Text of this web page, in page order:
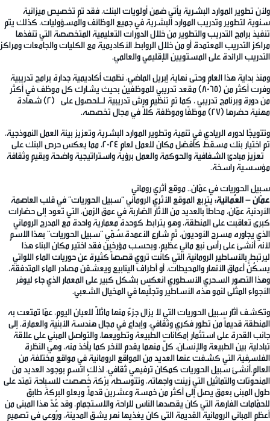
ولأن تطوير الموارد البشرية يأتي ضمن أولويات البنك، فقد تم تخصيص ميزانية
سنوية لتطوير وتدريب الموارد البشرية في جميع الوظائف والمسؤوليات، كذلك يتم
تنفيذ برامج التدريب والتطوير من خلال الدورات التعليمية المتخصصة التي تنفذها
مراكز التدريب المعتمدة أو من خلال الروابط الأكاديمية مع الكليات والجامعات ومراكز
التدريب الرائدة على المستويين الإقليمي والعالمي.
ومنذ بداية هذا العام وحتى نهاية إبريل الماضي، نظمت أكاديمية جدارة برامج تدريبية
وفرت أكثر من (8065) مقعد تدريبي للموظفين بحيث يشارك كل موظف في أكثر
من دورة وبرنامج تدريبي ، كما تم تنظيم ورش تدريبية لـلحصول على (2) شهادة
مهنية حضرها (27) موظفًا وموظفة كُلاً في مجال تخصصه.
وتتويجًا لدوره الريادي في تنمية وتطوير الموارد البشرية وتعزيز بيئة العمل النموذجية،
تم اختيار بنك مسقط كأفضل مكان للعمل لعام 2024، مما يعكس حرص البنك على
تعزيز مبادئ الشفافية والحوكمة والعمل برؤية واستراتيجية واضحة وبقيم وثقافة
مؤسسية راسخة.
سبيل الحوريات في عمّان.. موقع أثري روماني
عمّان – العُمانية: يتربع الموقع الأثري الروماني “سبيل الحوريات” في قلب العاصمة
الأردنية عمّان، محاطاً بالعديد من الآثار الضاربة في عمق الزمن، التي تعود إلى حضارات
كبرى تعاقبت على المنطقة، وهو يترابط كوحدة معمارية واحدة مع المدرج الروماني
الذي يجاوره مسرح الأوديون، ثم شارع الأعمدة.سُمّي “سبيل الحوريات” بهذا الاسم
لأنه أنشئ على رأس نبع مائي عظيم، وبحسب مؤرخين فقد اختير مكان البناء هذا
ليرتبط بالأساطير الرومانية التي كانت تروي قصصاً كثيرة عن حوريات الماء اللواتي
يسكُنَّ أعماق الأنهار والمحيطات، أو أطراف الينابيع ويعشقن مصادر الماء المتدفقة،
وهذا التصور السحري الأسطوري انعكس بشكل كبير على المعمار الذي جاء ليوفر
الأجواء المثلى لنمو هذه الأساطير وتجلّيها في المخيال الشعبي.
وتكشف آثار سبيل الحوريات التي لا يزال جزءٌ منها ماثلاً للعيان اليوم، عمّا تمتعت به
المنطقة قديماً من تطور فكري وثقافي، وإبداع في مجال هندسة الأبنية والعمارة، إلى
جانب القدرة على استثمار إمكانات الطبيعة وتطويعها، والتواصل المبني على علاقة
تبادلية بين الطبيعة والإنسان، كلّ منهما يقدم للآخر كما يأخذ منه، وهي النظرة
الفلسفية التي كشفت عنها العديد من المواقع الرومانية في مواقع مختلفة من
العالم.أُنشئ سبيل الحوريات كمكان ترفيهي ثقافي، لذلك اتسم بوجود العديد من
المنحوتات والتماثيل التي زينت واجهاته، وتتوسطه برْكة خُصصت للسباحة تمتد على
طول المبنى بعمق يصل إلى أكثر من خمسة وعشرين قدماً، ويعلو البركةَ طابق
للحمّامات الفارهة التي كان يقصدها الناس للراحة والاستجمام، وقد عُدّ هذا المبنى من
أعظم المباني الرومانية القديمة التي كان يغذيها نهر يشق المدينة، ورُوعي في تصميم